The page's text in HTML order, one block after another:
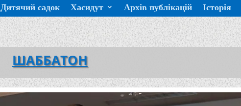
Дитячий садок Хасидут Архів публікацій Історія
ШАББАТОН